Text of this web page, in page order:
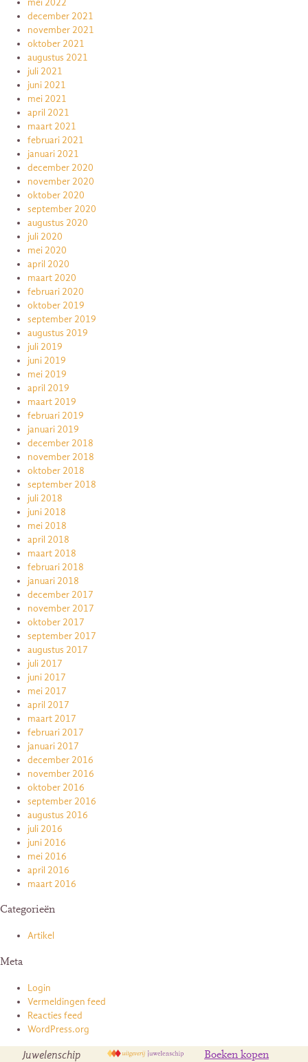
december 2021
november 2021
oktober 2021
augustus 2021
juli 2021
juni 2021
mei 2021
april 2021
maart 2021
februari 2021
januari 2021
december 2020
november 2020
oktober 2020
september 2020
augustus 2020
juli 2020
mei 2020
april 2020
maart 2020
februari 2020
oktober 2019
september 2019
augustus 2019
juli 2019
juni 2019
mei 2019
april 2019
maart 2019
februari 2019
januari 2019
december 2018
november 2018
oktober 2018
september 2018
juli 2018
juni 2018
mei 2018
april 2018
maart 2018
februari 2018
januari 2018
december 2017
november 2017
oktober 2017
september 2017
augustus 2017
juli 2017
juni 2017
mei 2017
april 2017
maart 2017
februari 2017
januari 2017
december 2016
november 2016
oktober 2016
september 2016
augustus 2016
juli 2016
juni 2016
mei 2016
april 2016
maart 2016
Categorieën
Artikel
Meta
Login
Vermeldingen feed
Reacties feed
WordPress.org
Juwelenschip Boeken kopen